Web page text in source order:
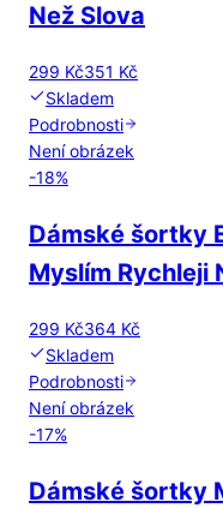
Než Slova
299 Kč351 Kč
Skladem
Podrobnosti
Není obrázek
-18%
Dámské šortky
Myslím Rychleji
299 Kč364 Kč
Skladem
Podrobnosti
Není obrázek
-17%
Dámské šortky